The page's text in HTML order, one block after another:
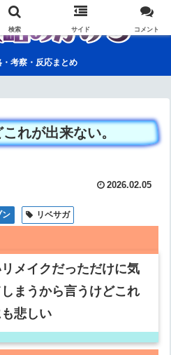
考察・反応まとめ
れが出来ない。
2026.02.05
ン リベサガ
メイクだっただけに気
まうから言うけどこれ
悲しい
検索 サイド コメント